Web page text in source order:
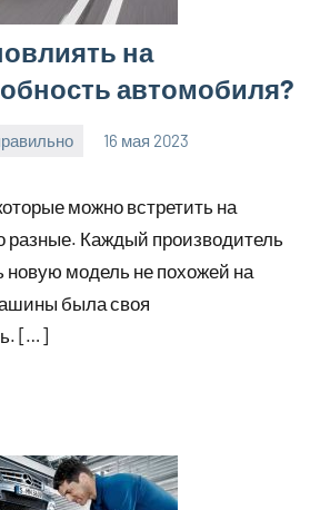
на
автомобиля?
16 мая 2023
можно встретить на
разные. Каждый производитель
новую модель не похожей на
была своя
[…]